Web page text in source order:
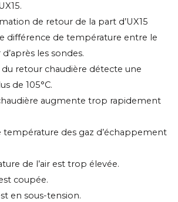
de retour de la part d’UX15
différence de température entre le
les sondes.
retour chaudière détecte une
de 105°C.
augmente trop rapidement
température des gaz d’échappement
de l’air est trop élevée.
coupée.
en sous-tension.